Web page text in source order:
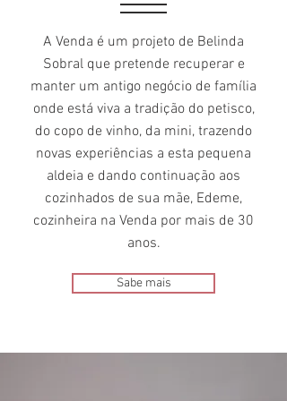
A Venda é um projeto de Belinda
Sobral que pretende recuperar e
manter um antigo negócio de família
onde está viva a tradição do petisco,
do copo de vinho, da mini, trazendo
novas experiências a esta pequena
aldeia e dando continuação aos
cozinhados de sua mãe, Edeme,
cozinheira na Venda por mais de 30
anos.
Sabe mais